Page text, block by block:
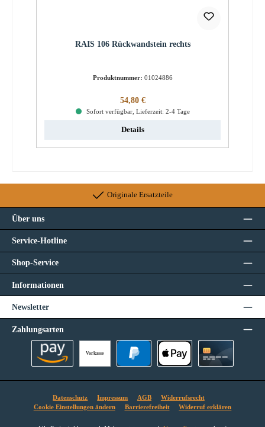
RAIS 106 Rückwandstein rechts
Produktnummer: 01024886
Regulärer Preis:
54,80 €
Sofort verfügbar, Lieferzeit: 2-4 Tage
Details
Originale Ersatzteile
Über uns
Service-Hotline
Shop-Service
Informationen
Newsletter
Zahlungsarten
Vorkasse
Datenschutz Impressum AGB
Widerrufsrecht
Cookie Einstellungen ändern
Barrierefreiheit Widerruf erklären